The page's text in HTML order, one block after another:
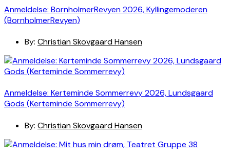
Anmeldelse: BornholmerRevyen 2026, Kyllingemoderen
(BornholmerRevyen)
By: Christian Skovgaard Hansen
Anmeldelse: Kerteminde Sommerrevy 2026, Lundsgaard
Gods (Kerteminde Sommerrevy)
By: Christian Skovgaard Hansen